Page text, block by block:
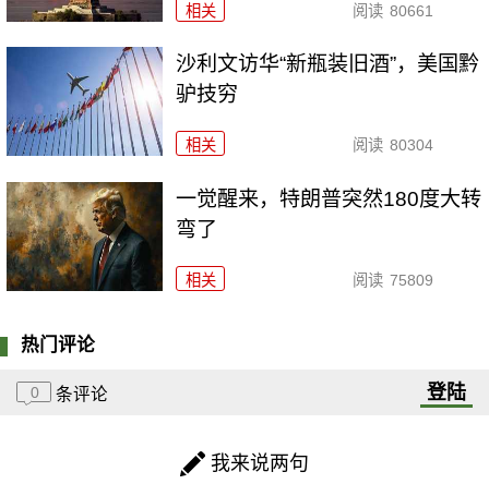
相关 阅读 80661
沙利文访华“新瓶装旧酒”，美国黔
驴技穷
相关 阅读 80304
一觉醒来，特朗普突然180度大转
弯了
相关 阅读 75809
热门评论
0 条评论 登陆
我来说两句